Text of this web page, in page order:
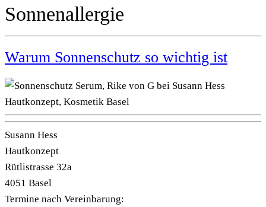
Sonnenallergie
Warum Sonnenschutz so wichtig ist
Susann Hess
Hautkonzept
Rütlistrasse 32a
4051 Basel
Termine nach Vereinbarung: